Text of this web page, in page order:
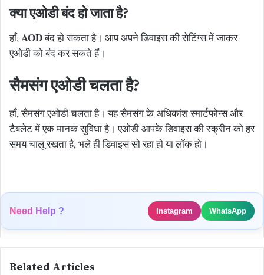
क्या एओडी बंद हो जाता है?
हाँ,AODबंद हो सकता है। आप अपने डिवाइस की सेटिंग्स में जाकर
एओडी को बंद कर सकते हैं।
सैमसंग एओडी चलता है?
हाँ, सैमसंग एओडी चलता है। यह सैमसंग के अधिकांश स्मार्टफोन्स और
टैबलेट में एक मानक सुविधा है। एओडी आपके डिवाइस की स्क्रीन को हर
समय चालू रखता है, भले ही डिवाइस सो रहा हो या लॉक हो।
Need Help ? Instagram WhatsApp
Related Articles